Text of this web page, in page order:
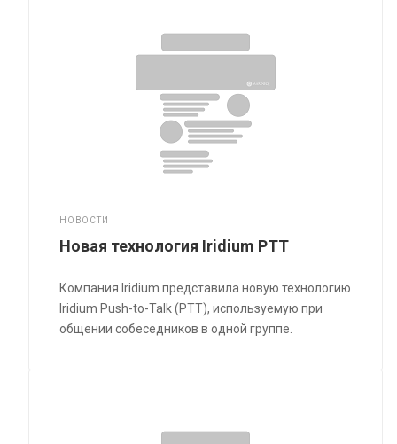
НОВОСТИ
Новая технология Iridium PTT
Компания Iridium представила новую технологию
Iridium Push-to-Talk (PTT), используемую при
общении собеседников в одной группе.